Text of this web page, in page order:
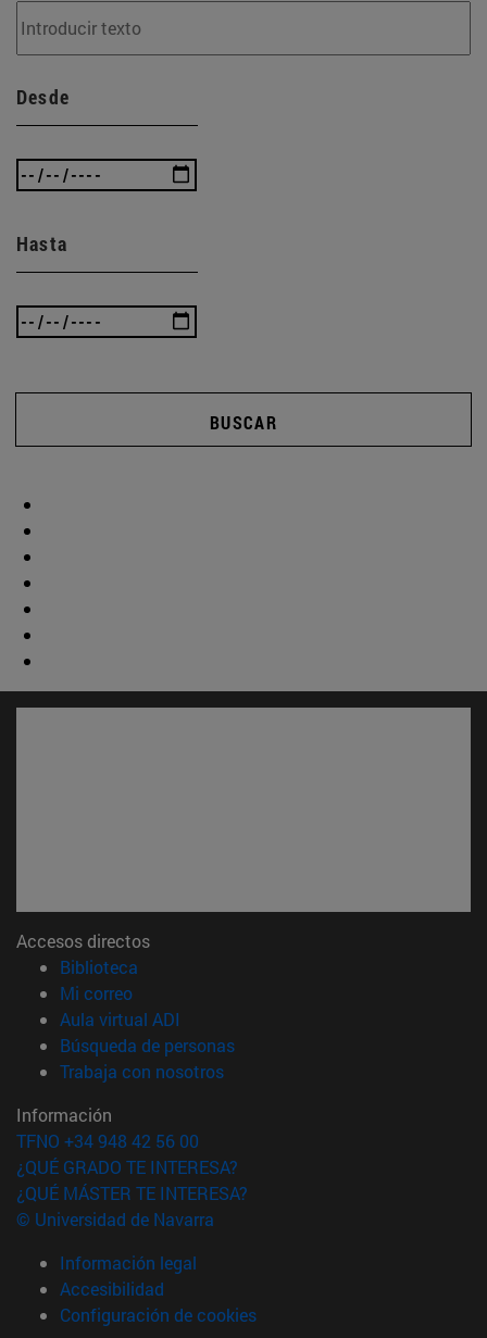
Desde
Hasta
BUSCAR
Accesos directos
Biblioteca
Mi correo(abre en nueva ventana)
Aula virtual ADI
Búsqueda de personas(abre en nueva ventana)
Trabaja con nosotros(abre en nueva ventana)
Información
TFNO +34 948 42 56 00
¿QUÉ GRADO TE INTERESA?
¿QUÉ MÁSTER TE INTERESA?
© Universidad de Navarra
Información legal
Accesibilidad
Configuración de cookies